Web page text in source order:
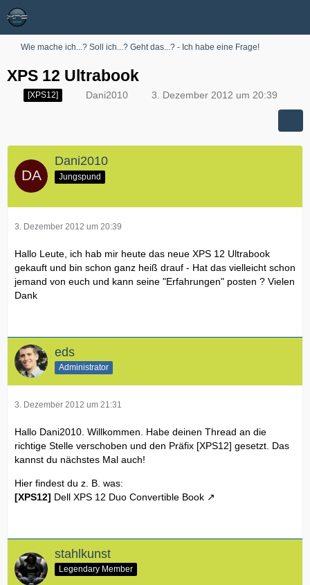
Wie mache ich...? Soll ich...? Geht das...? - Ich habe eine Frage!
XPS 12 Ultrabook
[XPS12] Dani2010 3. Dezember 2012 um 20:39
Dani2010
Jungspund
3. Dezember 2012 um 20:39
Hallo Leute, ich hab mir heute das neue XPS 12 Ultrabook
gekauft und bin schon ganz heiß drauf - Hat das vielleicht schon
jemand von euch und kann seine "Erfahrungen" posten ? Vielen
Dank
eds
Administrator
3. Dezember 2012 um 21:31
Hallo Dani2010. Willkommen. Habe deinen Thread an die
richtige Stelle verschoben und den Präfix [XPS12] gesetzt. Das
kannst du nächstes Mal auch!
Hier findest du z. B. was:
[XPS12] Dell XPS 12 Duo Convertible Book
stahlkunst
Legendary Member